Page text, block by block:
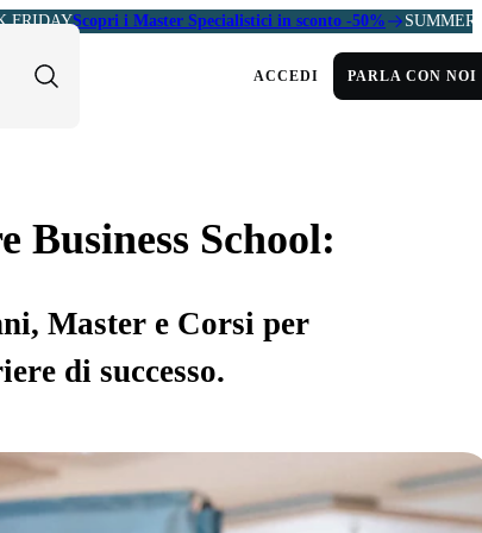
FRIDAYScopri i Master Specialistici in sconto -50% SUMMER
ACCEDI PARLA CON NOI
Business School:
Master e Corsi per
di successo.